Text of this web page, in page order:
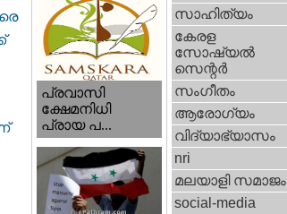
പ്രവാസി
ക്ഷേമനിധി
പ്രായ പ...
സാഹിത്യം
കേരള
സോഷ്യല്‍
സെന്റര്‍
സംഗീതം
ആരോഗ്യം
വിദ്യാഭ്യാസം
nri
മലയാളി സമാജം
social-media